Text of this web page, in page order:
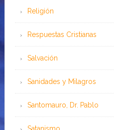
Religión
Respuestas Cristianas
Salvación
Sanidades y Milagros
Santomauro, Dr. Pablo